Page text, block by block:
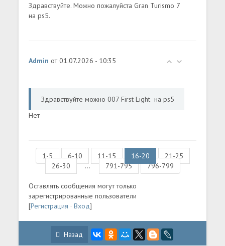
Здравствуйте. Можно пожалуйста Gran Turismo 7
на ps5.
Admin от 01.07.2026 - 10:35
Здравствуйте можно 007 First Light на ps5
Нет
1-5 6-10 11-15 16-20
21-25
26-30
... 791-795 796-799
Оставлять сообщения могут только
зарегистрированные пользователи
[Регистрация ·Вход]
Назад